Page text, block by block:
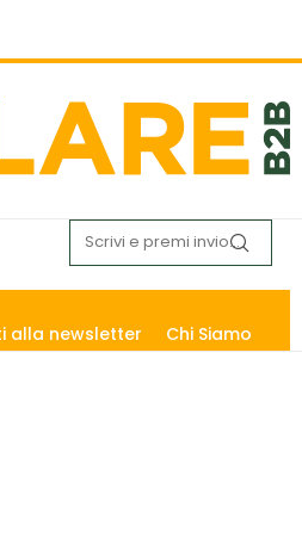
alla newsletter Chi Siamo